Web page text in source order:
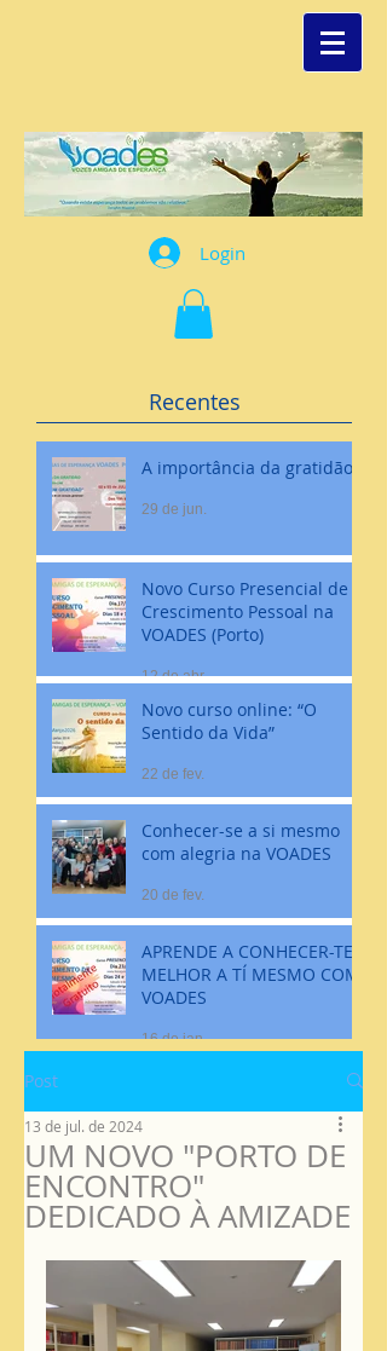
Login
Recentes
A importância da gratidão
29 de jun.
Novo Curso Presencial de
Crescimento Pessoal na
VOADES (Porto)
12 de abr.
Novo curso online: “O
Sentido da Vida”
22 de fev.
Conhecer-se a si mesmo
com alegria na VOADES
20 de fev.
APRENDE A CONHECER-TE
MELHOR A TÍ MESMO COM
VOADES
16 de jan.
Post
UM NOVO "PORTO DE
ENCONTRO"
DEDICADO À AMIZADE
13 de jul. de 2024